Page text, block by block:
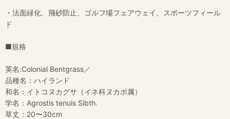
・法面緑化、飛砂防止、ゴルフ場フェアウェイ、スポーツフィール
ド
■規格
英名:Colonial Bentgrass／
品種名：ハイランド
和名：イトコヌカグサ（イネ科ヌカボ属）
学名：Agrostis tenuis Sibth.
草丈：20〜30cm